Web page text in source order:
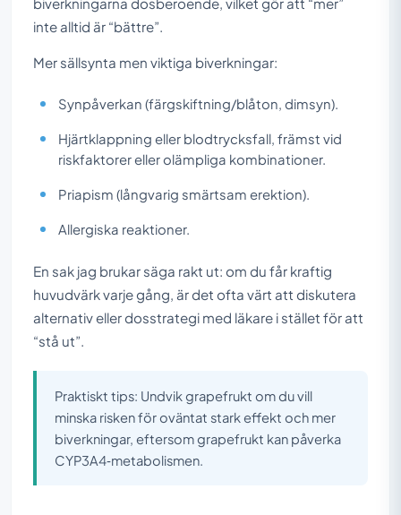
inte alltid är “bättre”.
Mer sällsynta men viktiga biverkningar:
Synpåverkan (färgskiftning/blåton, dimsyn).
Hjärtklappning eller blodtrycksfall, främst vid
riskfaktorer eller olämpliga kombinationer.
Priapism (långvarig smärtsam erektion).
Allergiska reaktioner.
En sak jag brukar säga rakt ut: om du får kraftig
huvudvärk varje gång, är det ofta värt att diskutera
alternativ eller dosstrategi med läkare i stället för att
“stå ut”.
Praktiskt tips: Undvik grapefrukt om du vill
minska risken för oväntat stark effekt och mer
biverkningar, eftersom grapefrukt kan påverka
CYP3A4‑metabolismen.